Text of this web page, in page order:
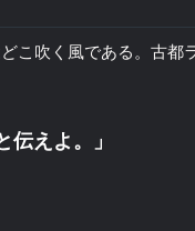
こ吹く風である。古都
えよ。」